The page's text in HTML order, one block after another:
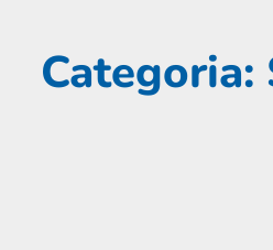
Categoria: